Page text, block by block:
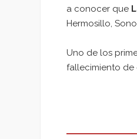
a conocer que
Hermosillo,
Uno de los
fallecimiento de